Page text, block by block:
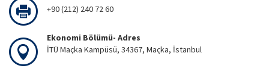
+90 (212) 240 72 60
Ekonomi Bölümü- Adres
İTÜ Maçka Kampüsü, 34367, Maçka, İstanbul